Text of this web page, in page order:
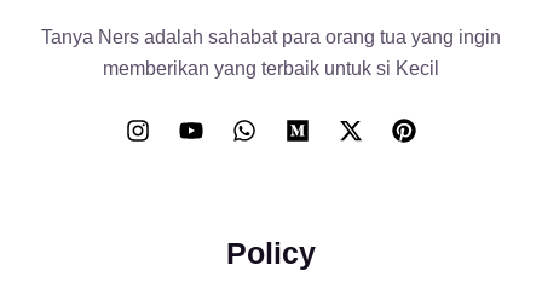
Tanya Ners adalah sahabat para orang tua yang ingin
memberikan yang terbaik untuk si Kecil
Policy